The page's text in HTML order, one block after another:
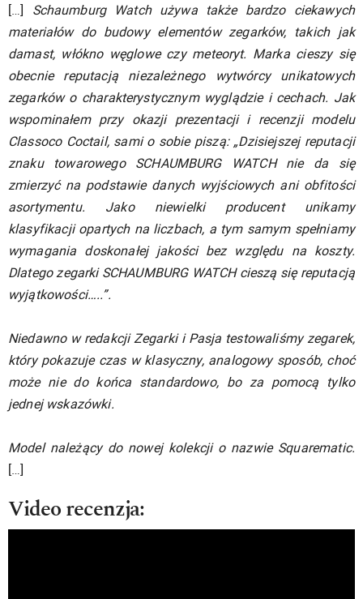
[…] Schaumburg Watch używa także bardzo ciekawych
materiałów do budowy elementów zegarków, takich jak
damast, włókno węglowe czy meteoryt. Marka cieszy się
obecnie reputacją niezależnego wytwórcy unikatowych
zegarków o charakterystycznym wyglądzie i cechach. Jak
wspominałem przy okazji prezentacji i recenzji modelu
Classoco Coctail, sami o sobie piszą: „Dzisiejszej reputacji
znaku towarowego SCHAUMBURG WATCH nie da się
zmierzyć na podstawie danych wyjściowych ani obfitości
asortymentu. Jako niewielki producent unikamy
klasyfikacji opartych na liczbach, a tym samym spełniamy
wymagania doskonałej jakości bez względu na koszty.
Dlatego zegarki SCHAUMBURG WATCH cieszą się reputacją
wyjątkowości…..”.
Niedawno w redakcji Zegarki i Pasja testowaliśmy zegarek,
który pokazuje czas w klasyczny, analogowy sposób, choć
może nie do końca standardowo, bo za pomocą tylko
jednej wskazówki.
Model należący do nowej kolekcji o nazwie Squarematic.
[…]
Video recenzja: